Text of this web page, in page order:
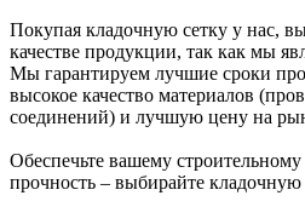
Покупая кладочную сетку у нас,
качестве продукции, так как мы
Мы гарантируем лучшие сроки
высокое качество материалов
соединений) и лучшую цену на
Обеспечьте вашему
прочность – выбирайте кладочную